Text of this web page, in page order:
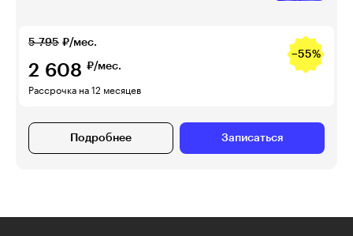
5 795 ₽/мес.
−55%
2 608 ₽/мес.
Рассрочка на 12 месяцев
Подробнее Записаться